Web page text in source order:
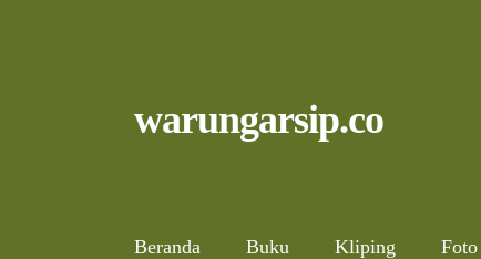
to
to
warungarsip.co
Beranda Buku Kliping Foto